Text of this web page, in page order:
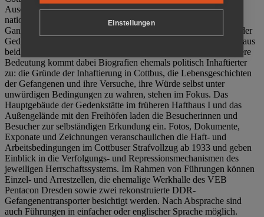
Auseinandersetzung mit politischem Unrecht während der
nationalsozialistischen Terrorherrschaft und der SED-Diktatur.
Ganzjährig zeigen mehrere Dauer- und Sonderausstellungen in der
Gedenkstätte Zuchthaus Cottbus Beispiele politischen Unrechts aus
beiden deutschen Diktaturen des 20. Jahrhunderts. Eine besondere
Bedeutung kommt dabei Biografien ehemals politisch Inhaftierter
zu: die Gründe der Inhaftierung in Cottbus, die Lebensgeschichten
der Gefangenen und ihre Versuche, ihre Würde selbst unter
unwürdigen Bedingungen zu wahren, stehen im Fokus. Das
Hauptgebäude der Gedenkstätte im früheren Hafthaus I und das
Außengelände mit den Freihöfen laden die Besucherinnen und
Besucher zur selbständigen Erkundung ein. Fotos, Dokumente,
Exponate und Zeichnungen veranschaulichen die Haft- und
Arbeitsbedingungen im Cottbuser Strafvollzug ab 1933 und geben
Einblick in die Verfolgungs- und Repressionsmechanismen des
jeweiligen Herrschaftssystems. Im Rahmen von Führungen können
Einzel- und Arrestzellen, die ehemalige Werkhalle des VEB
Pentacon Dresden sowie zwei rekonstruierte DDR-
Gefangenentransporter besichtigt werden. Nach Absprache sind
auch Führungen in einfacher oder englischer Sprache möglich.
Einstellungen